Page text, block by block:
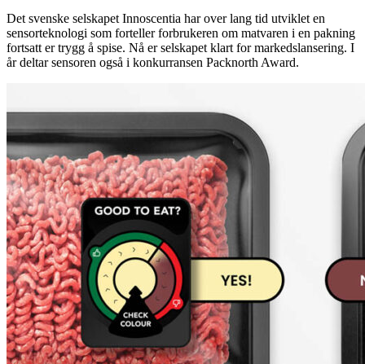
Det svenske selskapet Innoscentia har over lang tid utviklet en
sensorteknologi som forteller forbrukeren om matvaren i en pakning
fortsatt er trygg å spise. Nå er selskapet klart for markedslansering. I
år deltar sensoren også i konkurransen Packnorth Award.